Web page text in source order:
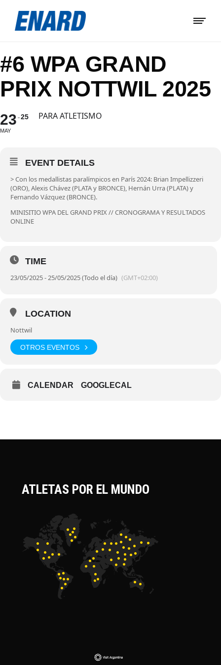
#6 WPA GRAND
PRIX NOTTWIL 2025
23
MAY
25 PARA ATLETISMO
EVENT DETAILS
> Con los medallistas paralímpicos en París 2024: Brian Impellizzeri
(ORO), Alexis Chávez (PLATA y BRONCE), Hernán Urra (PLATA) y
Fernando Vázquez (BRONCE).
MINISITIO WPA DEL GRAND PRIX//CRONOGRAMA Y RESULTADOS
ONLINE
TIME
23/05/2025 - 25/05/2025 (Todo el día) (GMT+02:00)
LOCATION
Nottwil
OTROS EVENTOS
CALENDAR GOOGLECAL
ATLETAS POR EL MUNDO